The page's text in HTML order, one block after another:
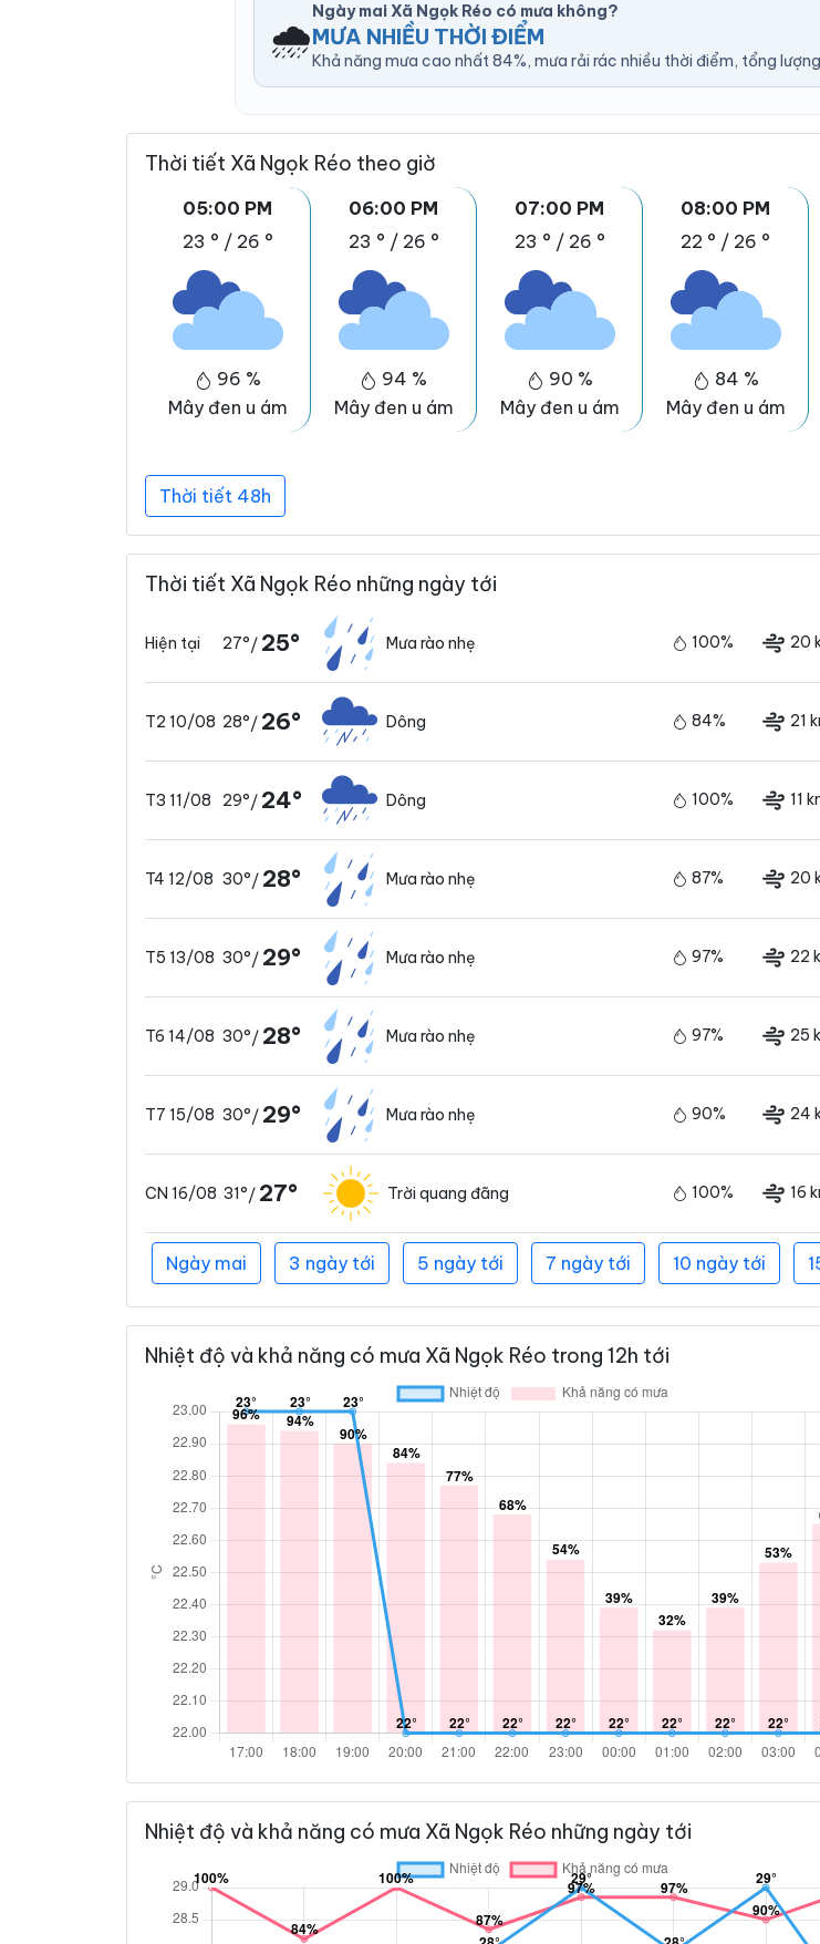
🌧️
Ngày mai Xã Ngọk Réo có mưa không?
MƯA NHIỀU THỜI ĐIỂM
Khả năng mưa cao nhất 84%, mưa rải rác nhiều thời điểm, tổng
Thời tiết Xã Ngọk Réo theo giờ
05:00 PM
23 ° / 26 °
96 %
Mây đen u ám
06:00 PM
23 ° / 26 °
94 %
Mây đen u ám
07:00 PM
23 ° / 26 °
90 %
Mây đen u ám
08:00 PM
22 ° / 26 °
84 %
Mây đen u ám
Thời tiết 48h
Thời tiết Xã Ngọk Réo những ngày tới
Hiện tại 27°/ 25° Mưa rào nhẹ 100% 20
T2 10/08 28°/ 26° Dông 84% 21
T3 11/08 29°/ 24° Dông 100% 11
T4 12/08 30°/ 28° Mưa rào nhẹ 87% 20
T5 13/08 30°/ 29° Mưa rào nhẹ 97% 22
T6 14/08 30°/ 28° Mưa rào nhẹ 97% 25
T7 15/08 30°/ 29° Mưa rào nhẹ 90% 24
CN 16/08 31°/ 27° Trời quang đãng 100% 16
Ngày mai 3 ngày tới 5 ngày tới 7 ngày tới 10 ngày tới
Nhiệt độ và khả năng có mưa Xã Ngọk Réo trong 12h tới
Nhiệt độ và khả năng có mưa Xã Ngọk Réo những ngày tới